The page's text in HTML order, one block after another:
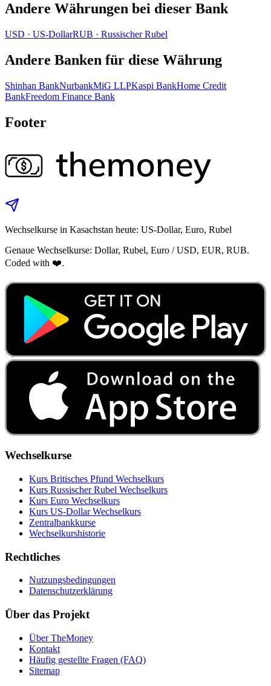
Andere Währungen bei dieser Bank
USD · US‑DollarRUB · Russischer Rubel
Andere Banken für diese Währung
Shinhan BankNurbankMiG LLPKaspi BankHome Credit
BankFreedom Finance Bank
Footer
Wechselkurse in Kasachstan heute: US‑Dollar, Euro, Rubel
Genaue Wechselkurse: Dollar, Rubel, Euro / USD, EUR, RUB.
Coded with ❤️.
Wechselkurse
Kurs Britisches Pfund Wechselkurs
Kurs Russischer Rubel Wechselkurs
Kurs Euro Wechselkurs
Kurs US‑Dollar Wechselkurs
Zentralbankkurse
Wechselkurshistorie
Rechtliches
Nutzungsbedingungen
Datenschutzerklärung
Über das Projekt
Über TheMoney
Kontakt
Häufig gestellte Fragen (FAQ)
Sitemap